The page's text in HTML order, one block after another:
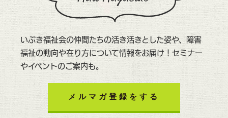
いぶき福祉会の仲間たちの活き活きとした姿や、障害
福祉の動向や在り方について情報をお届け！セミナー
やイベントのご案内も。
メルマガ登録をする